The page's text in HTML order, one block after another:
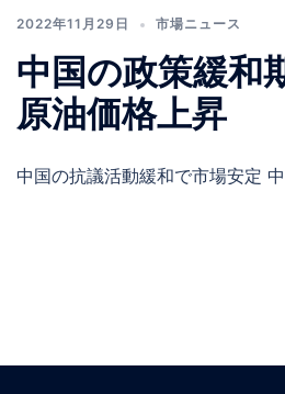
2022年11月29日 市場ニュース
中国の政策緩和
原油価格上昇
中国の抗議活動緩和で市場安定